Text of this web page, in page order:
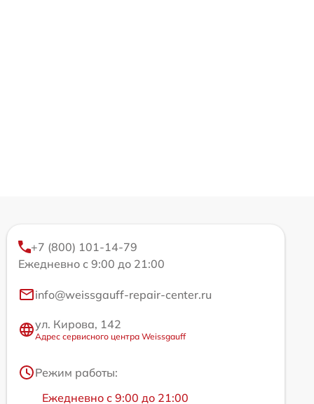
+7 (800) 101-14-79
Ежедневно с 9:00 до 21:00
info@weissgauff-repair-center.ru
ул. Кирова, 142
Адрес сервисного центра Weissgauff
Режим работы:
Ежедневно с 9:00 до 21:00